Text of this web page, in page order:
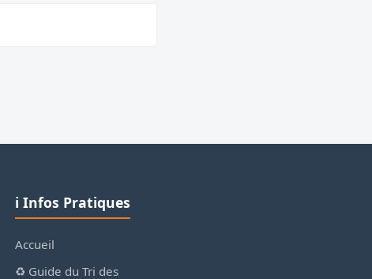
ℹ️ Infos Pratiques
Accueil
♻️ Guide du Tri des